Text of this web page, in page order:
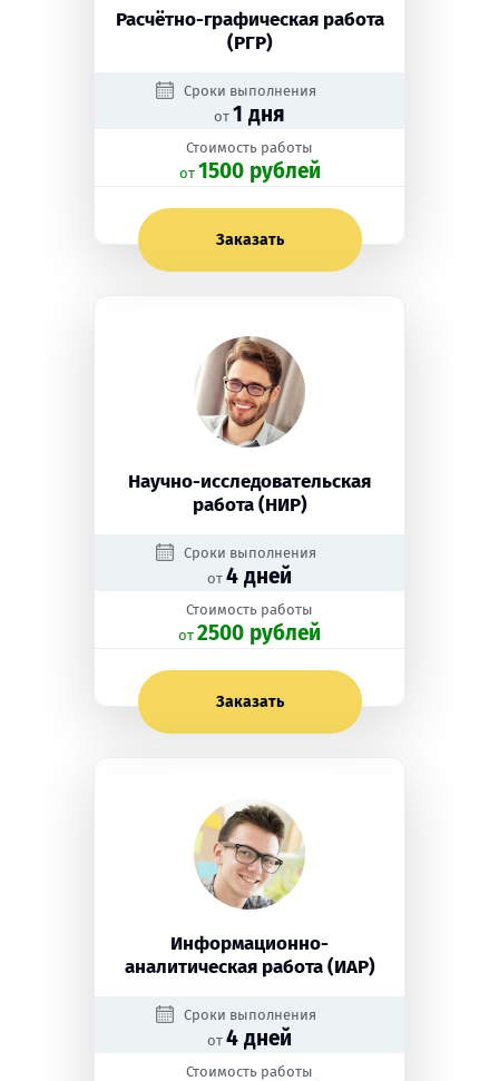
Расчётно-графическая работа
(РГР)
Сроки выполнения
от 1 дня
Стоимость работы
oт 1500 рублей
Заказать
Научно-исследовательская
работа (НИР)
Сроки выполнения
от 4 дней
Стоимость работы
oт 2500 рублей
Заказать
Информационно-
аналитическая работа (ИАР)
Сроки выполнения
от 4 дней
Стоимость работы